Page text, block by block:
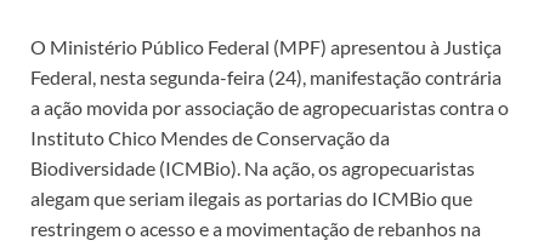
O Ministério Público Federal (MPF) apresentou à Justiça
Federal, nesta segunda-feira (24), manifestação contrária
a ação movida por associação de agropecuaristas contra o
Instituto Chico Mendes de Conservação da
Biodiversidade (ICMBio). Na ação, os agropecuaristas
alegam que seriam ilegais as portarias do ICMBio que
restringem o acesso e a movimentação de rebanhos na